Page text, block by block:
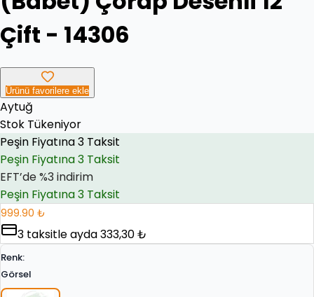
Çift - 14306
Ürünü favorilere ekle
Aytuğ
Stok Tükeniyor
EFT’de %3 indirim
Peşin Fiyatına 3 Taksit
EFT’de %3 indirim
Peşin Fiyatına 3 Taksit
999.90 ₺
3 taksitle ayda333,30 ₺
Renk:
Görsel